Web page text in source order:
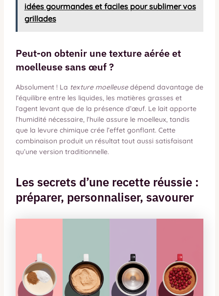
idées gourmandes et faciles pour sublimer vos
grillades
Peut-on obtenir une texture aérée et
moelleuse sans œuf ?
Absolument ! La texture moelleusedépend davantage de
l’équilibre entre les liquides, les matières grasses et
l’agent levant que de la présence d’œuf. Le lait apporte
l’humidité nécessaire, l’huile assure le moelleux, tandis
que la levure chimique crée l’effet gonflant. Cette
combinaison produit un résultat tout aussi satisfaisant
qu’une version traditionnelle.
Les secrets d’une recette réussie :
préparer, personnaliser, savourer